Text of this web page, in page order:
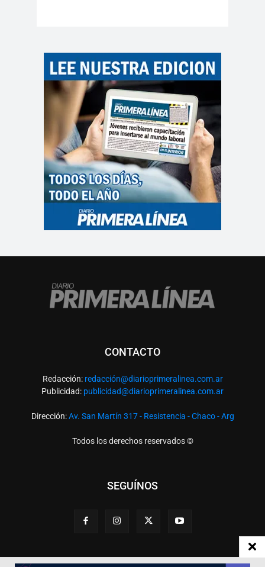
CONTACTO
Redacción: redacción@diarioprimeralinea.com.ar
Publicidad: publicidad@diarioprimeralinea.com.ar
Dirección:Av. San Martín 317 - Resistencia - Chaco - Arg
Todos los derechos reservados ©
SEGUÍNOS